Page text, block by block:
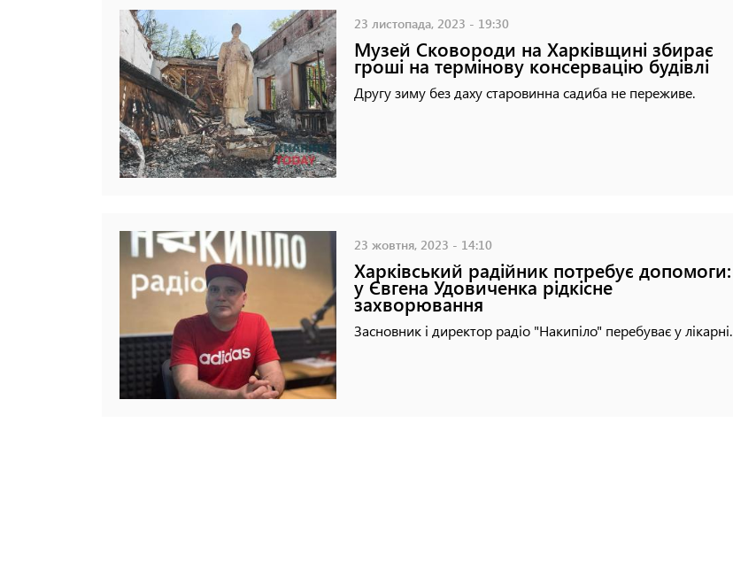
23 листопада, 2023 - 19:30
Музей Сковороди на Харківщині збирає
гроші на термінову консервацію будівлі
Другу зиму без даху старовинна садиба не переживе.
23 жовтня, 2023 - 14:10
Харківський радійник потребує допомоги:
у Євгена Удовиченка рідкісне
захворювання
Засновник і директор радіо "Накипіло" перебуває у лікарні.